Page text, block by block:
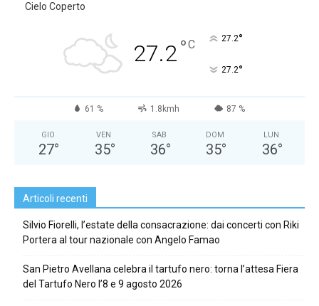
Cielo Coperto
27.2°C 27.2°
27.2°
61 % 1.8kmh 87 %
GIO
27°
VEN
35°
SAB
36°
DOM
35°
LUN
36°
Articoli recenti
Silvio Fiorelli, l’estate della consacrazione: dai concerti con Riki
Portera al tour nazionale con Angelo Famao
San Pietro Avellana celebra il tartufo nero: torna l’attesa Fiera
del Tartufo Nero l’8 e 9 agosto 2026